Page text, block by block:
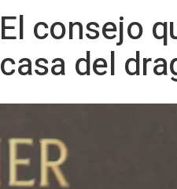
El consejo
casa del